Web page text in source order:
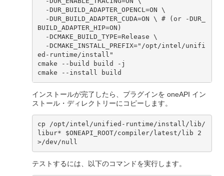
BUILD_ADAPTER_HIP=ON)
ed-runtime/install"
cmake --build build -j
cmake --install build
インストールが完了したら、プラグインを oneAPI イン
ストール・ディレクトリーにコピーします。
cp /opt/intel/unified-runtime/install/lib/
libur* $ONEAPI_ROOT/compiler/latest/lib 2
>/dev/null
テストするには、以下のコマンドを実行します。